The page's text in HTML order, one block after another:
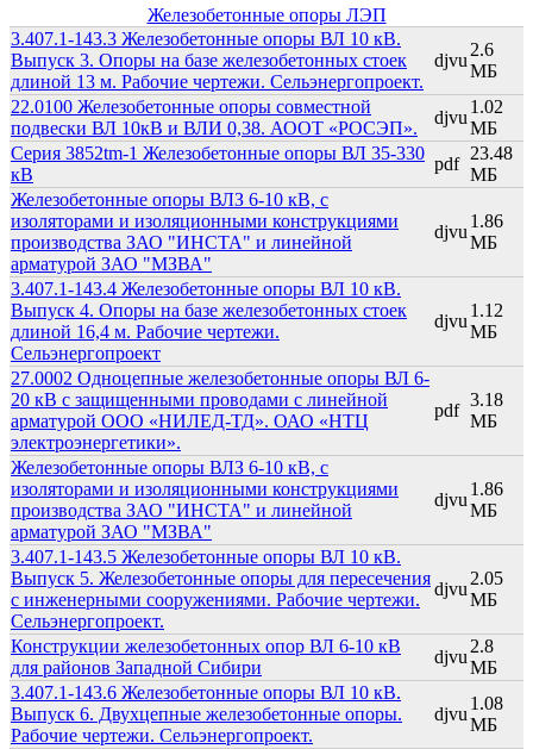
Железобетонные опоры ЛЭП
3.407.1-143.3 Железобетонные опоры ВЛ 10 кВ.
Выпуск 3. Опоры на базе железобетонных стоек
длиной 13 м. Рабочие чертежи. Сельэнергопроект.
djvu
2.6
МБ
22.0100 Железобетонные опоры совместной
подвески ВЛ 10кВ и ВЛИ 0,38. АООТ «РОСЭП».
djvu
1.02
МБ
Серия 3852tm-1 Железобетонные опоры ВЛ 35-330
кВ
pdf
23.48
МБ
Железобетонные опоры ВЛЗ 6-10 кВ, с
изоляторами и изоляционными конструкциями
производства ЗАО "ИНСТА" и линейной
арматурой ЗАО "МЗВА"
djvu
1.86
МБ
3.407.1-143.4 Железобетонные опоры ВЛ 10 кВ.
Выпуск 4. Опоры на базе железобетонных стоек
длиной 16,4 м. Рабочие чертежи.
Сельэнергопроект
djvu
1.12
МБ
27.0002 Одноцепные железобетонные опоры ВЛ 6-
20 кВ с защищенными проводами с линейной
арматурой ООО «НИЛЕД-ТД». ОАО «НТЦ
электроэнергетики».
pdf
3.18
МБ
Железобетонные опоры ВЛЗ 6-10 кВ, с
изоляторами и изоляционными конструкциями
производства ЗАО "ИНСТА" и линейной
арматурой ЗАО "МЗВА"
djvu
1.86
МБ
3.407.1-143.5 Железобетонные опоры ВЛ 10 кВ.
Выпуск 5. Железобетонные опоры для пересечения
с инженерными сооружениями. Рабочие чертежи.
Сельэнергопроект.
djvu
2.05
МБ
Конструкции железобетонных опор ВЛ 6-10 кВ
для районов Западной Сибири
djvu
2.8
МБ
3.407.1-143.6 Железобетонные опоры ВЛ 10 кВ.
Выпуск 6. Двухцепные железобетонные опоры.
Рабочие чертежи. Сельэнергопроект.
djvu
1.08
МБ